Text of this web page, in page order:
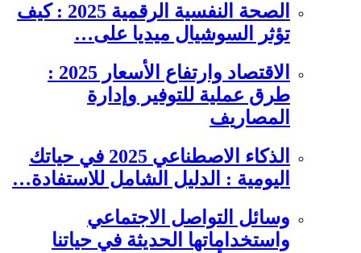
الصحة النفسية الرقمية 2025 : كيف
تؤثر السوشيال ميديا على…
الاقتصاد وارتفاع الأسعار 2025 :
طرق عملية للتوفير وإدارة
المصاريف
الذكاء الاصطناعي 2025 في حياتك
اليومية : الدليل الشامل للاستفادة…
وسائل التواصل الاجتماعي
واستخداماتها الحديثة في حياتنا